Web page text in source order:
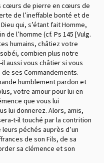
cœurs de pierre en cœurs de
de l’ineffable bonté et de
qui, s’étant fait Homme,
l’homme (cf. Ps 145 [Vulg.
humains, châtiez votre
combien plus notre
aussi vous châtier si vous
ses Commandements.
humblement pardon et
votre amour pour lui en
que vous lui
lui donnerez. Alors, amis,
t-il touché par la contrition
péchés auprès d’un
de son Fils, de sa
sa clémence et son